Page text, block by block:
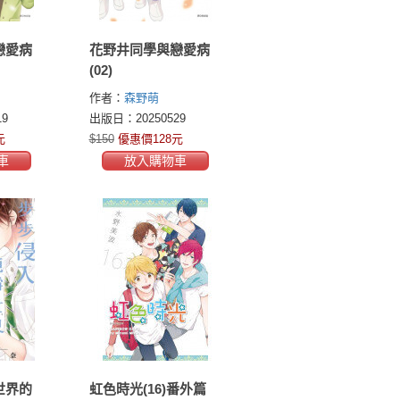
愛病
花野井同學與戀愛病
(02)
作者： 森野萌
出版日：20250529
$150 優惠價128元
放入購物車
界的 虹色時光(16)番外篇